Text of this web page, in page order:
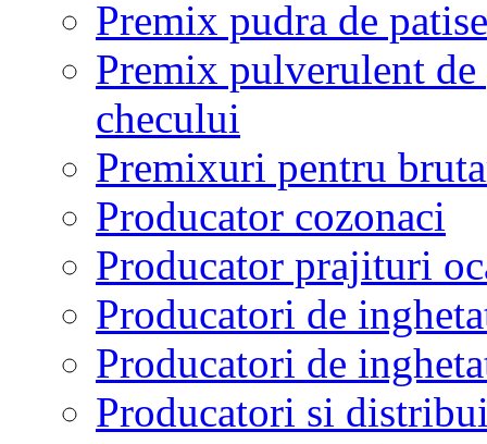
Premix pudra de
Premix pulverulent
checului
Premixuri pentru
Producator cozonaci
Producator prajituri
Producatori de
Producatori de
Producatori si